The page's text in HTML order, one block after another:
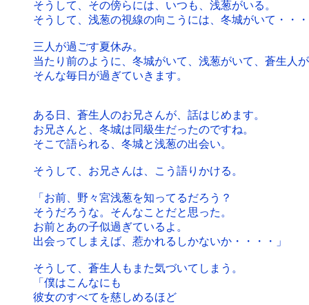
そうして、その傍らには、いつも、浅葱がいる。
そうして、浅葱の視線の向こうには、冬城がいて・・・
三人が過ごす夏休み。
当たり前のように、冬城がいて、浅葱がいて、蒼生人
そんな毎日が過ぎていきます。
ある日、蒼生人のお兄さんが、話はじめます。
お兄さんと、冬城は同級生だったのですね。
そこで語られる、冬城と浅葱の出会い。
そうして、お兄さんは、こう語りかける。
「お前、野々宮浅葱を知ってるだろう？
そうだろうな。そんなことだと思った。
お前とあの子似過ぎているよ。
出会ってしまえば、惹かれるしかないか・・・・」
そうして、蒼生人もまた気づいてしまう。
「僕はこんなにも
彼女のすべてを慈しめるほど